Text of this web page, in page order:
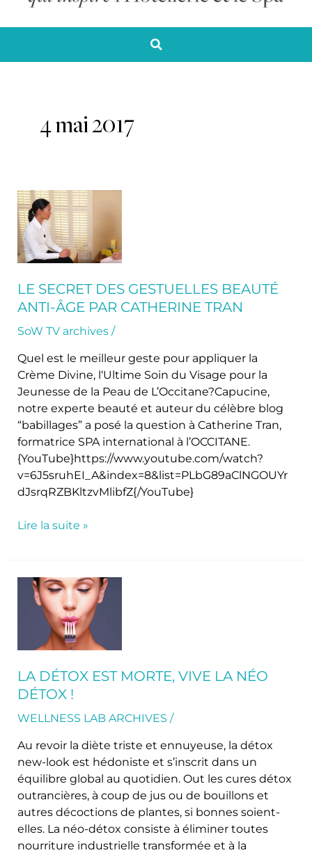
4 mai 2017
LE SECRET DES GESTUELLES BEAUTÉ
ANTI-ÂGE PAR CATHERINE TRAN
SoW TV archives/
Quel est le meilleur geste pour appliquer la
Crème Divine, l‘Ultime Soin du Visage pour la
Jeunesse de la Peau de L’Occitane?Capucine,
notre experte beauté et auteur du célèbre blog
“babillages” a posé la question à Catherine Tran,
formatrice SPA international à l’OCCITANE.
{YouTube}https://www.youtube.com/watch?
v=6J5sruhEI_A&index=8&list=PLbG89aClNGOUYr
dJsrqRZBKltzvMlibfZ{/YouTube}
Le
secret
des
gestuelles
beauté
anti-
âge
par
Catherine
Lire la suite »
LA DÉTOX EST MORTE, VIVE LA NÉO
DÉTOX !
WELLNESS LAB ARCHIVES /
Au revoir la diète triste et ennuyeuse, la détox
new-look est hédoniste et s’inscrit dans un
équilibre global au quotidien. Out les cures détox
outrancières, à coup de jus ou de bouillons et
autres décoctions de plantes, si bonnes soient-
elles. La néo-détox consiste à éliminer toutes
nourriture industrielle transformée et à la
détox
morte,
vive
la
néo
détox
!